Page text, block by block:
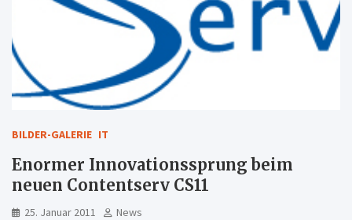
BILDER-GALERIE IT
Enormer Innovationssprung beim
neuen Contentserv CS11
25. Januar 2011 News